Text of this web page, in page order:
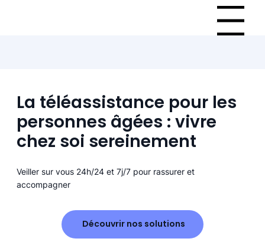
Menu
La téléassistance pour les
personnes âgées : vivre
chez soi sereinement
Veiller sur vous 24h/24 et 7j/7 pour rassurer et
accompagner
Découvrir nos solutions